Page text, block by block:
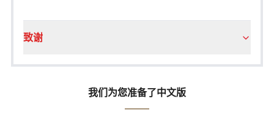
致谢
我们为您准备了中文版